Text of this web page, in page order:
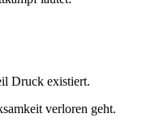
Druck existiert.
verloren geht.